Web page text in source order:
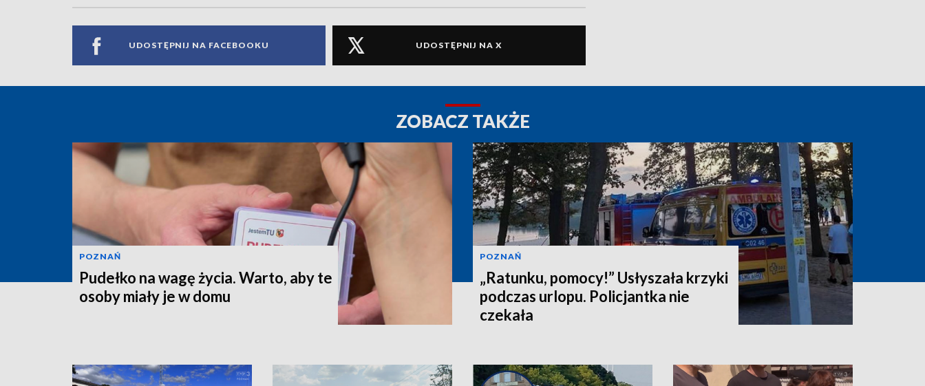
UDOSTĘPNIJ NA FACEBOOKU UDOSTĘPNIJ NA X
ZOBACZ TAKŻE
POZNAŃ
Pudełko na wagę życia. Warto, aby te
osoby miały je w domu
POZNAŃ
„Ratunku, pomocy!” Usłyszała krzyki
podczas urlopu. Policjantka nie
czekała